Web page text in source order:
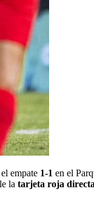
empate 1-1 en el
la tarjeta roja directa